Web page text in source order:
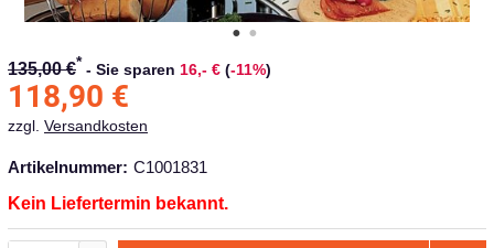
135,00 €* - Sie sparen 16,- € (-11%)
118,90 €
zzgl. Versandkosten
Artikelnummer: C1001831
Kein Liefertermin bekannt.